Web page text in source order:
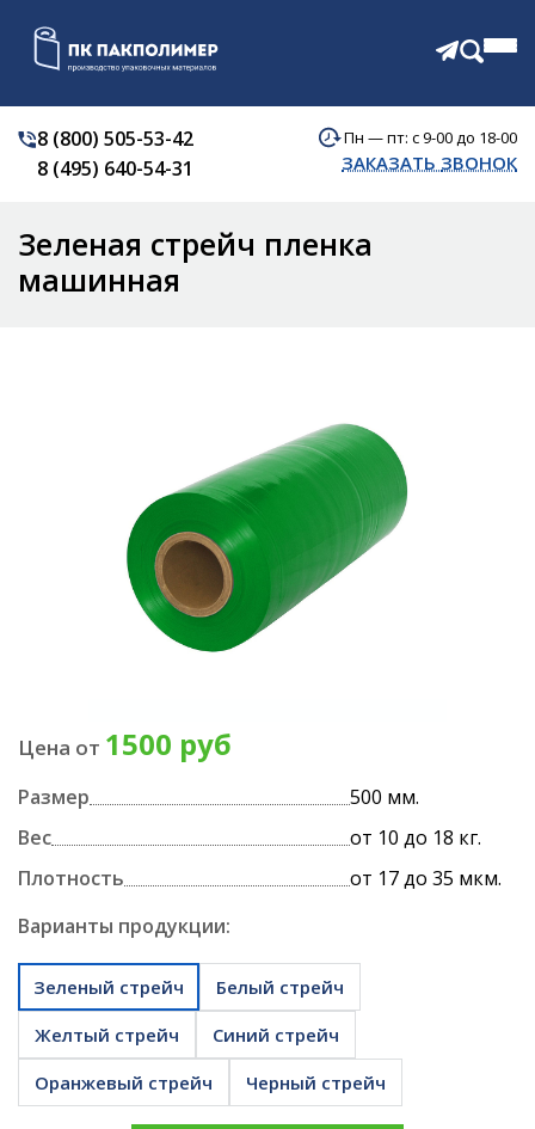
КАТАЛОГ
О КОМПАНИИ
ОТЗЫВЫ
ДОСТАВКА
8 (800) 505-53-42
8 (495) 640-54-31
Пн — пт: с 9-00 до 18-00
ЗАКАЗАТЬ ЗВОНОК
Зеленая стрейч пленка
машинная
Цена от 1500 руб
Размер
500 мм.
Вес
от 10 до 18 кг.
Плотность
от 17 до 35 мкм.
Варианты продукции:
Зеленый стрейч
Белый стрейч
Желтый стрейч
Синий стрейч
Оранжевый стрейч
Черный стрейч